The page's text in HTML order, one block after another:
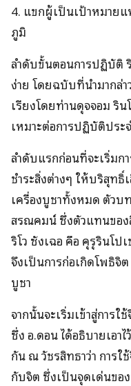
4. แขกผู้เป็นเป้าหมาย
ภูมิ
ลำดับขั้นตอนการปฏิบัติ
ง่าย โดยฉบับที่นำมากล่
เรียงโดยท่านดุจจอม ริ
เหมาะต่อการปฏิบัติประ
ลำดับแรกก่อนที่จะเริ่มก
ชำระสิ่งต่างๆ ให้บริสุทธิ์
เครื่องบูชาทั้งหมด ตัว
สรณคมน์ ซึ่งตัวแทนขอ
ริโว ซังเฉอ คือ คุรุรินโป
จึงเป็นการก่อเกิดโพธิ
บูชา
จากนั้นจะเริ่มเข้าสู่การ
ซึ่ง อ.ดอน ได้อธิบายเอา
กัน ณ วัชรสิทธาว่า การ
กับจิต ซึ่งเป็นจุดเด่นขอ